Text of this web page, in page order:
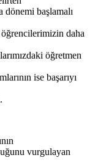
dönemi başlamalı
daha
öğretmen
ise başarıyı
vurgulayan